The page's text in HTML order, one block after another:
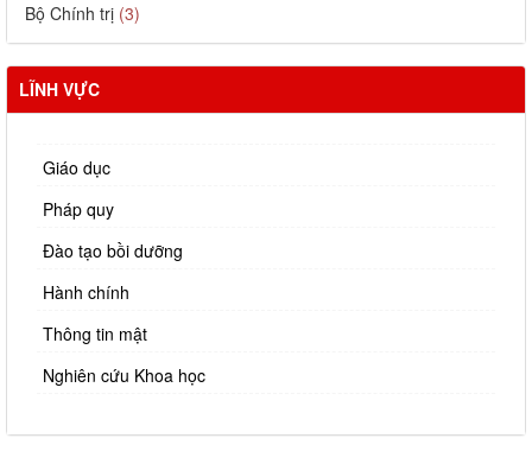
Bộ Chính trị (3)
LĨNH VỰC
Giáo dục
Pháp quy
Đào tạo bồi dưỡng
Hành chính
Thông tin mật
Nghiên cứu Khoa học